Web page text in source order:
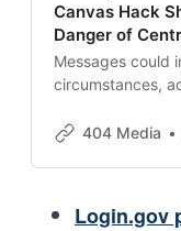
Canvas Hack
Danger of
Messages could
circumstances,
sexual assault
404 Media
Login.gov